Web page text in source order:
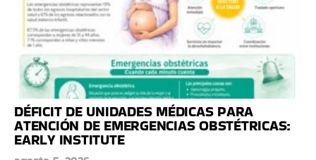
DÉFICIT DE UNIDADES MÉDICAS PARA
ATENCIÓN DE EMERGENCIAS OBSTÉTRICAS:
EARLY INSTITUTE